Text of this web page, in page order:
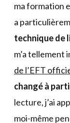
ma formation
a
technique de
m’a tellement
de l’EFT
changé à
lecture, j’ai
moi-même